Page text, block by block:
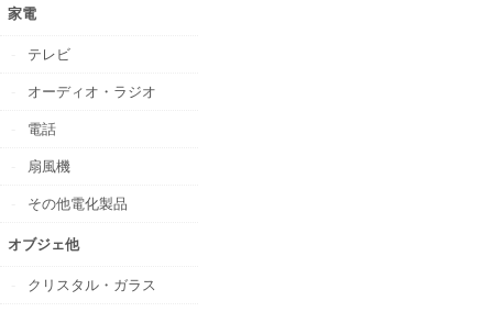
家電
テレビ
オーディオ・ラジオ
電話
扇風機
その他電化製品
オブジェ他
クリスタル・ガラス